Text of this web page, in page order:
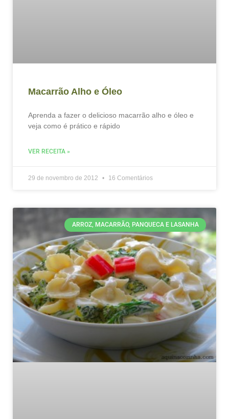
Macarrão Alho e Óleo
Aprenda a fazer o delicioso macarrão alho e óleo e
veja como é prático e rápido
VER RECEITA »
29 de novembro de 2012 16 Comentários
ARROZ, MACARRÃO, PANQUECA E LASANHA